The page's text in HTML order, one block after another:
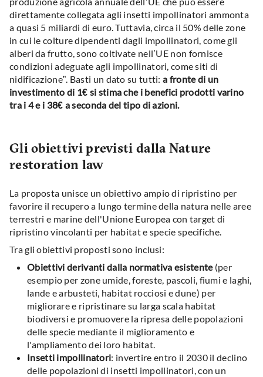
direttamente collegata agli insetti impollinatori ammonta
a quasi 5 miliardi di euro. Tuttavia, circa il 50% delle zone
in cui le colture dipendenti dagli impollinatori, come gli
alberi da frutto, sono coltivate nell’UE non fornisce
condizioni adeguate agli impollinatori, come siti di
nidificazione”. Basti un dato su tutti:a fronte di un
investimento di 1€ si stima che i benefici prodotti varino
tra i 4 e i 38€ a seconda del tipo di azioni.
Gli obiettivi previsti dalla Nature
restoration law
La proposta unisce un obiettivo ampio di ripristino per
favorire il recupero a lungo termine della natura nelle aree
terrestri e marine dell'Unione Europea con target di
ripristino vincolanti per habitat e specie specifiche.
Tra gli obiettivi proposti sono inclusi:
Obiettivi derivanti dalla normativa esistente(per
esempio per zone umide, foreste, pascoli, fiumi e laghi,
lande e arbusteti, habitat rocciosi e dune) per
migliorare e ripristinare su larga scala habitat
biodiversi e promuovere la ripresa delle popolazioni
delle specie mediante il miglioramento e
l'ampliamento dei loro habitat.
Insetti impollinatori: invertire entro il 2030 il declino
delle popolazioni di insetti impollinatori, con un